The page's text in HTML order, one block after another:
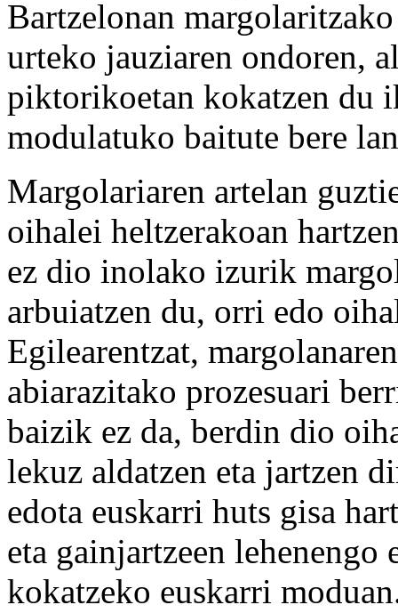
Bartzelonan
urteko jauziaren ondoren,
piktorikoetan kokatzen du
modulatuko baitute bere
Margolariaren artelan
oihalei heltzerakoan
ez dio inolako izurik
arbuiatzen du, orri edo
Egilearentzat,
abiarazitako prozesuari
baizik ez da, berdin dio
lekuz aldatzen eta jartzen
edota euskarri huts gisa
eta gainjartzeen lehenengo
kokatzeko euskarri